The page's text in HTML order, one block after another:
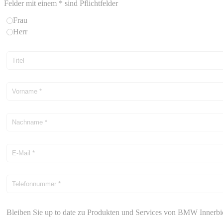
Felder mit einem * sind Pflichtfelder
Frau
Herr
Bleiben Sie up to date zu Produkten und Services von BMW